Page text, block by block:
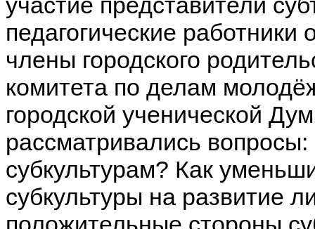
педагогические
члены городского
комитета по делам
городской ученической
рассматривались
субкультурам? Как
субкультуры на развитие